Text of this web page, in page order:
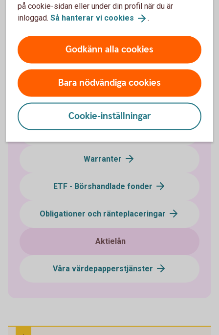
Kan vem som helst göra aktielån?
Investera i värdepapper
Optioner och terminer
Certifikat - Bull & Bear
Warranter
ETF - Börshandlade fonder
Obligationer och ränteplaceringar
Aktielån
Våra värdepapperstjänster
på cookie-sidan eller under din profil när du är
inloggad. Så hanterar vi cookies .
Godkänn alla cookies
Bara nödvändiga cookies
Cookie-inställningar